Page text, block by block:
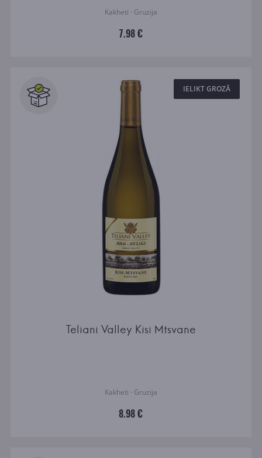
Kakheti · Gruzija
7.98 €
IELIKT GROZĀ
Teliani Valley Kisi Mtsvane
Kakheti · Gruzija
8.98 €